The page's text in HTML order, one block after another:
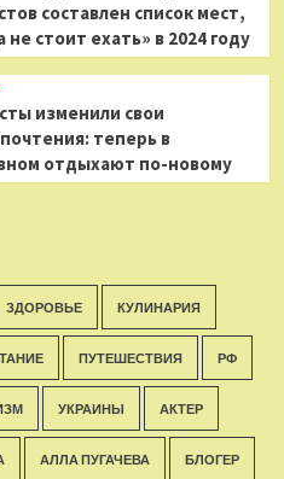
составлен список мест,
не стоит ехать» в 2024 году
изменили свои
теперь в
отдыхают по-новому
ЗДОРОВЬЕ КУЛИНАРИЯ
ПУТЕШЕСТВИЯ РФ
УКРАИНЫ АКТЕР
АЛЛА ПУГАЧЕВА БЛОГЕР